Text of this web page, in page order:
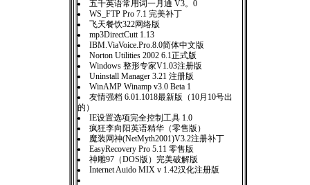
五千英语常用词一月通 V3。0
WS_FTP Pro 7.1 完美补丁
飞天餐饮322网络版
mp3DirectCutt 1.13
IBM.ViaVoice.Pro.8.0简体中文版
Norton Utilities 2002 6.1正式版
Windows 整形专家V1.03注册版
Uninstall Manager 3.21 注册版
WinAMP Winamp v3.0 Beta 1
友情强档 6.01.1018最新版（10月10号出
的）
IE设置选项完全控制工具 1.0
疯狂李向阳英语精华（零售版）
魔装网神(NetMyth2001)V3.2注册补丁
EasyRecovery Pro 5.11 零售版
神雕97（DOS版）完美破解版
Internet Auido MIX v 1.42汉化注册版